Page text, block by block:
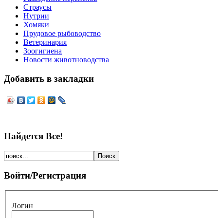
Страусы
Нутрии
Хомяки
Прудовое рыбоводство
Ветеринария
Зоогигиена
Новости животноводства
Добавить в закладки
Найдется Все!
Войти/Регистрация
Логин